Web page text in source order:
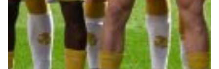
Outlet
Helan x Genoa
Isolani x Genoa